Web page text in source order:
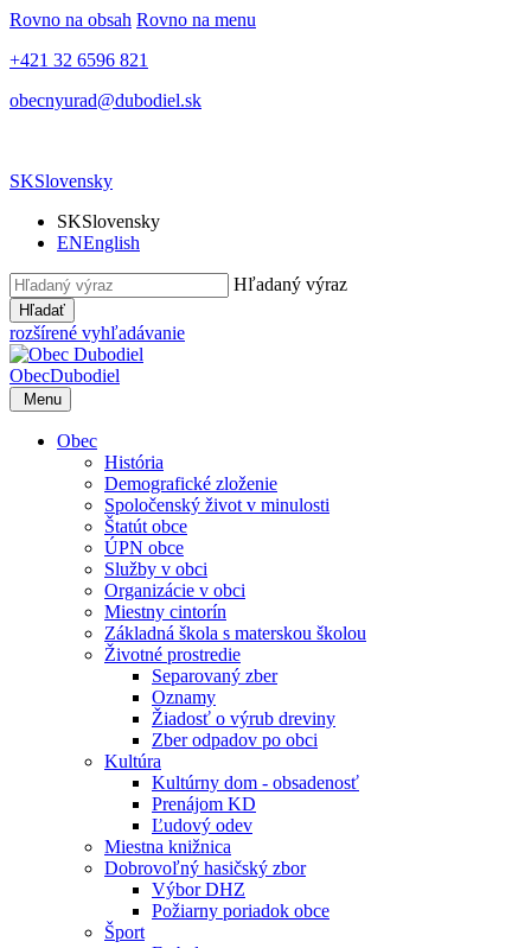
Rovno na obsah Rovno na menu
+421 32 6596 821
obecnyurad@dubodiel.sk
SKSlovensky
SKSlovensky
ENEnglish
Hľadaný výraz
Hľadať
rozšírené vyhľadávanie
ObecDubodiel
Menu
Obec
História
Demografické zloženie
Spoločenský život v minulosti
Štatút obce
ÚPN obce
Služby v obci
Organizácie v obci
Miestny cintorín
Základná škola s materskou školou
Životné prostredie
Separovaný zber
Oznamy
Žiadosť o výrub dreviny
Zber odpadov po obci
Kultúra
Kultúrny dom - obsadenosť
Prenájom KD
Ľudový odev
Miestna knižnica
Dobrovoľný hasičský zbor
Výbor DHZ
Požiarny poriadok obce
Šport